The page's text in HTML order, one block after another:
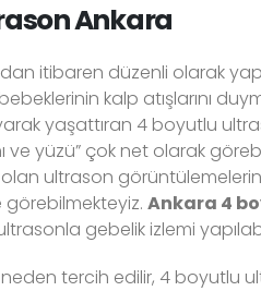
Ankara
itibaren düzenli olarak
kalp atışlarını
yaşattıran 4 boyutlu
ve yüzü” çok net olarak
ultrason
Ankara 4
gebelik izlemi
tercih edilir, 4 boyutlu